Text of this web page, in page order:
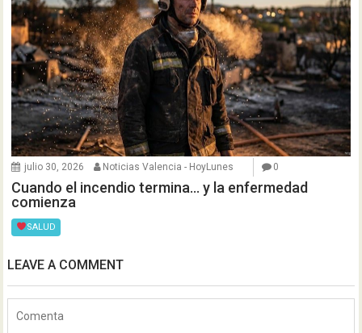
julio 30, 2026 Noticias Valencia - HoyLunes 0
Cuando el incendio termina… y la enfermedad
comienza
SALUD
LEAVE A COMMENT